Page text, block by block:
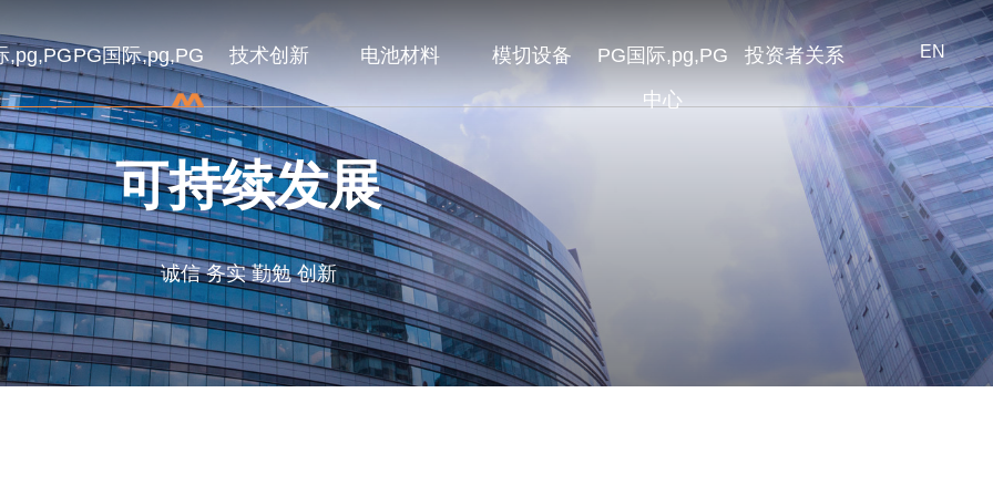
EN
,pg,PGPG国际,pg,PG 技术创新 电池材料 模切设备
PG国际,pg,PG
中心
投资者关系
可持续发展
诚信 务实 勤勉 创新